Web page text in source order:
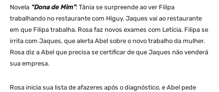
Novela “Dona de Mim”: Tânia se surpreende ao ver Filipa
trabalhando no restaurante com Higuy. Jaques vai ao restaurante
em que Filipa trabalha. Rosa faz novos exames com Letícia. Filipa se
irrita com Jaques, que alerta Abel sobre o novo trabalho da mulher.
Rosa diz a Abel que precisa se certificar de que Jaques não venderá
sua empresa.
Rosa inicia sua lista de afazeres após o diagnóstico, e Abel pede